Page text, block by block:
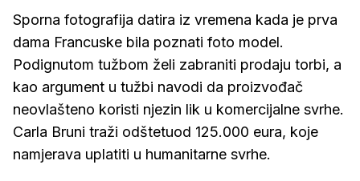
Sporna fotografija datira iz vremena kada je prva
dama Francuske bila poznati foto model.
Podignutom tužbom želi zabraniti prodaju torbi, a
kao argument u tužbi navodi da proizvođač
neovlašteno koristi njezin lik u komercijalne svrhe.
Carla Bruni traži odštetuod 125.000 eura, koje
namjerava uplatiti u humanitarne svrhe.